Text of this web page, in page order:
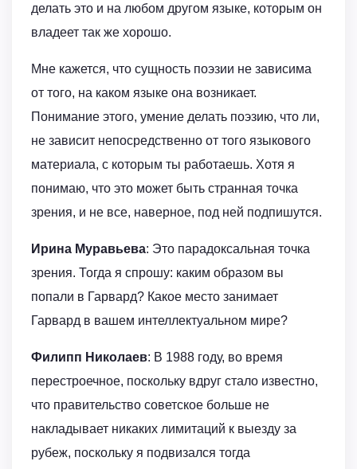
делать это и на любом другом языке, которым он
владеет так же хорошо.
Мне кажется, что сущность поэзии не зависима
от того, на каком языке она возникает.
Понимание этого, умение делать поэзию, что ли,
не зависит непосредственно от того языкового
материала, с которым ты работаешь. Хотя я
понимаю, что это может быть странная точка
зрения, и не все, наверное, под ней подпишутся.
Ирина Муравьева: Это парадоксальная точка
зрения. Тогда я спрошу: каким образом вы
попали в Гарвард? Какое место занимает
Гарвард в вашем интеллектуальном мире?
Филипп Николаев: В 1988 году, во время
перестроечное, поскольку вдруг стало известно,
что правительство советское больше не
накладывает никаких лимитаций к выезду за
рубеж, поскольку я подвизался тогда